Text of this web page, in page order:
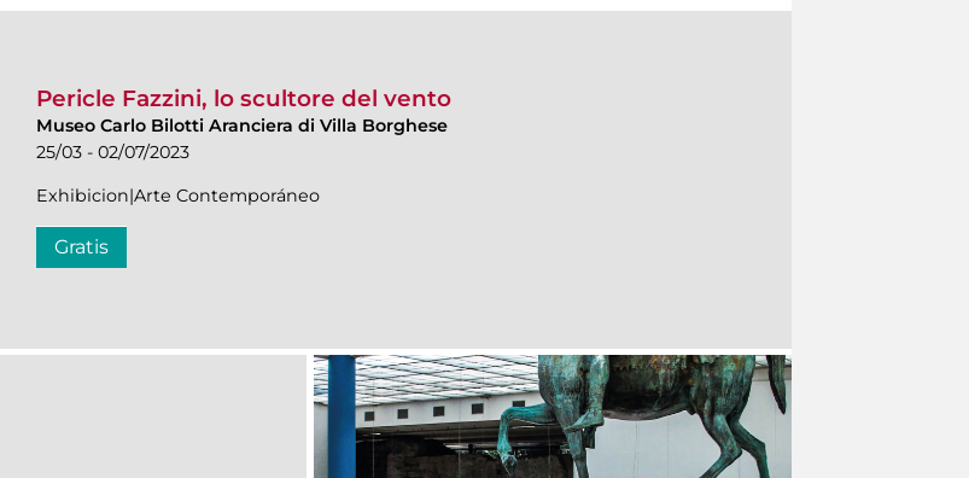
Pericle Fazzini, lo scultore del vento
Museo Carlo Bilotti Aranciera di Villa Borghese
25/03 - 02/07/2023
Exhibicion|Arte Contemporáneo
Gratis